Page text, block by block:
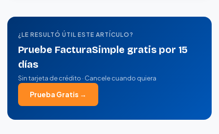
¿LE RESULTÓ ÚTIL ESTE ARTÍCULO?
Pruebe FacturaSimple gratis por 15
días
Sin tarjeta de crédito · Cancele cuando quiera
Prueba Gratis →